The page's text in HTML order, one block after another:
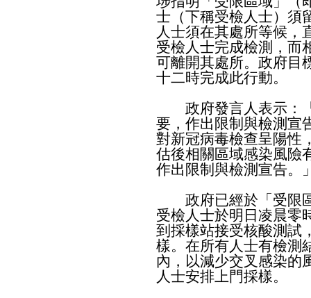
士（下稱受檢人士）須
人士須在其處所等候，
受檢人士完成檢測，而
可離開其處所。政府目
十二時完成此行動。
政府發言人表示：「
要，作出限制與檢測宣
對新冠病毒檢查呈陽性
估後相關區域感染風險
作出限制與檢測宣告。
政府已經於「受限區
受檢人士於明日凌晨零
到採樣站接受核酸測試
樣。在所有人士有檢測
內，以減少交叉感染的
人士安排上門採樣。